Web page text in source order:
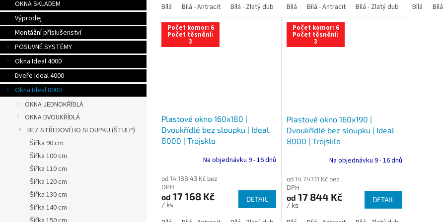
OKNA SKLADEM
Výprodej
Montážní příslušenství
POSUVNÉ SYSTÉMY
Okna Ideal 4000
Dveře Ideal 4000
Okna Ideal 8000
OKNA JEDNOKŘÍDLÁ
OKNA DVOUKŘÍDLÁ
BEZ STŘEDOVÉHO SLOUPKU (ŠTULP)
Šířka 90 cm
Šířka 100 cm
Šířka 110 cm
Šířka 120 cm
Šířka 130 cm
Šířka 140 cm
Bílá Bílá - Antracit Bílá - Zlatý dub Bílá - Tmavý dub Bílá - Ořech Bílá - Mahagon
Bílá Bílá - Antracit Bílá - Zlatý dub Bílá -
Bílá
Počet komor: 6
Počet těsnění:
3
Plastové okno 160x180 |
Dvoukřídlé bez sloupku | Ideal
8000 | Trojsklo
Na objednávku 9 - 16 dnů
od 14 188,43 Kč bez
DPH
od 17 168 Kč
/ ks
DETAIL
Počet komor: 6
Počet těsnění:
3
Plastové okno 160x190 |
Dvoukřídlé bez sloupku | Ideal
8000 | Trojsklo
Na objednávku 9 - 16 dnů
od 14 747,11 Kč bez
DPH
od 17 844 Kč
/ ks
DETAIL